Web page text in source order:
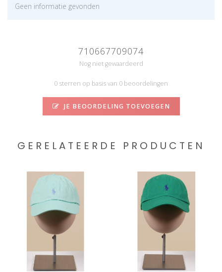
Geen informatie gevonden
710667709074
Nog niet gewaardeerd
0 sterren op basis van 0 beoordelingen
JE BEOORDELING TOEVOEGEN
GERELATEERDE PRODUCTEN